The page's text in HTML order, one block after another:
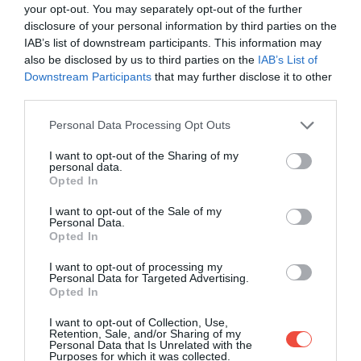
your opt-out. You may separately opt-out of the further
disclosure of your personal information by third parties on the
IAB’s list of downstream participants. This information may
also be disclosed by us to third parties on the IAB’s List of
Downstream Participants that may further disclose it to other
Please note that this website/app uses one or more Google
not limited to your visit or usage behaviour. You may click to
grant or deny consent to Google and its third-party tags to
use your data for below specified purposes in below Google
consent section.
Personal Data Processing Opt Outs
I want to opt-out of the Sharing of my
personal data.
Opted In
I want to opt-out of the Sale of my
Personal Data.
Opted In
I want to opt-out of processing my
Personal Data for Targeted Advertising.
Opted In
I want to opt-out of Collection, Use,
Retention, Sale, and/or Sharing of my
Personal Data that Is Unrelated with the
Purposes for which it was collected.
Fotó:Shutterstock
Ez is érdekelhet:10 leves, 10 ország:
világot
ÍGY KÉSZÍTSÜK EL:
Első lépésként vegyünk elő egy közepes
méretű tálat és keverjük össze a joghurtot a
Ezután béleljünk ki egy apróbb szemű szűrőt
legalább három rétegnyi sajtvászonnal (finom